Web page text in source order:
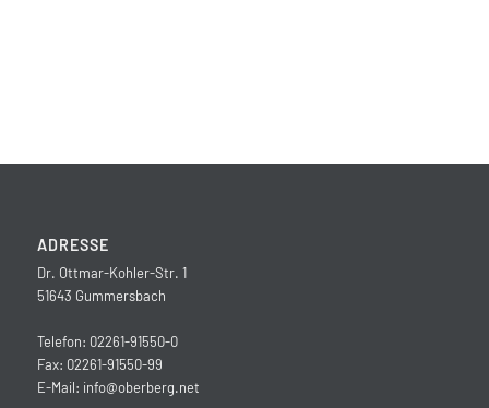
ADRESSE
Dr. Ottmar-Kohler-Str. 1
51643 Gummersbach
Telefon: 02261-91550-0
Fax: 02261-91550-99
E-Mail: info@oberberg.net